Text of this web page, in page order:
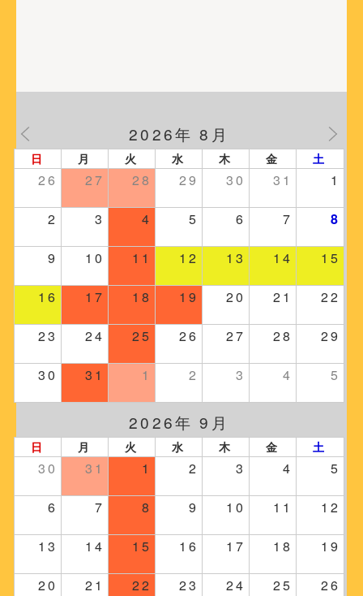
2026年 8月
日 月 火 水 木 金 土
26 27 28 29 30 31 1
2 3 4 5 6 7 8
9 10 11 12 13 14 15
16 17 18 19 20 21 22
23 24 25 26 27 28 29
30 31 1 2 3 4 5
2026年 9月
日 月 火 水 木 金 土
30 31 1 2 3 4 5
6 7 8 9 10 11 12
13 14 15 16 17 18 19
20 21 22 23 24 25 26